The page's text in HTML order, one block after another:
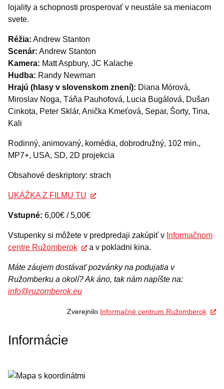
lojality a schopnosti prosperovať v neustále sa meniacom
svete.
Réžia: Andrew Stanton
Scenár: Andrew Stanton
Kamera: Matt Aspbury, JC Kalache
Hudba: Randy Newman
Hrajú (hlasy v slovenskom znení): Diana Mórová,
Miroslav Noga, Táňa Pauhofová, Lucia Bugálová, Dušan
Cinkota, Peter Sklár, Anička Kmeťová, Separ, Šorty, Tina,
Kali
Rodinný, animovaný, komédia, dobrodružný, 102 min.,
MP7+, USA, SD, 2D projekcia
Obsahové deskriptory: strach
UKÁŽKA Z FILMU TU
Vstupné: 6,00€ / 5,00€
Vstupenky si môžete v predpredaji zakúpiť v Informačnom
centre Ružomberok
a v pokladni kina.
Máte záujem dostávať pozvánky na podujatia v
Ružomberku a okolí? Ak áno, tak nám napíšte na:
info@ruzomberok.eu
Zverejnilo Informačné centrum Ružomberok
Informácie